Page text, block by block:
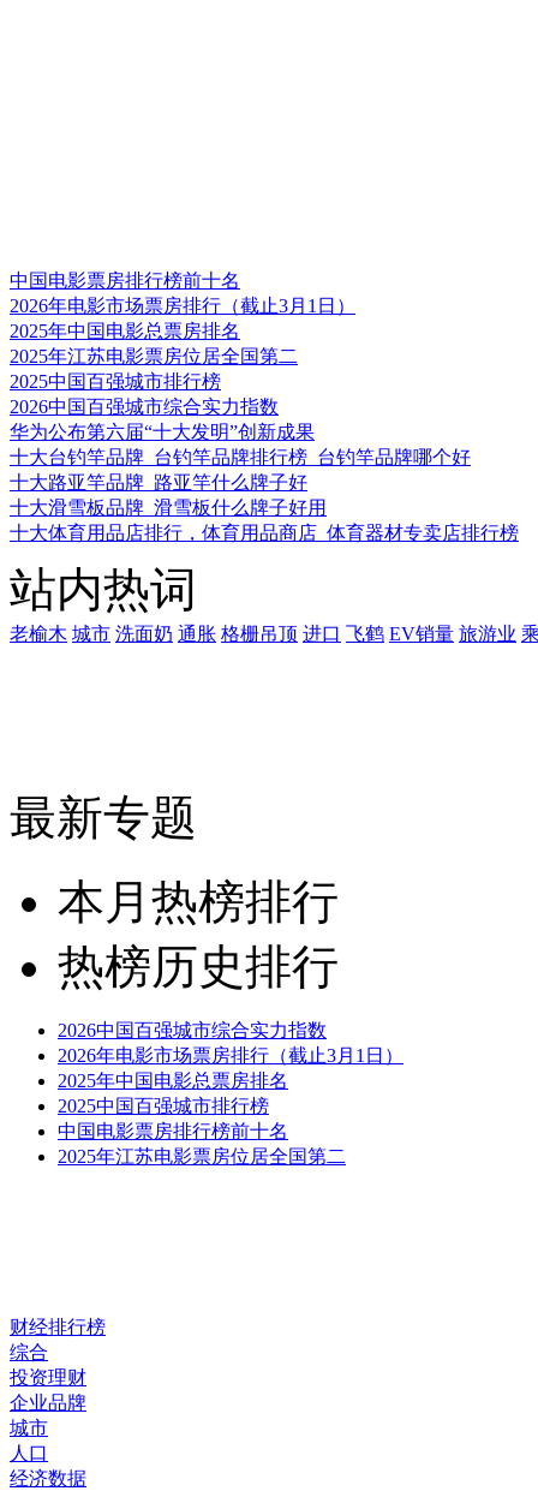
中国电影票房排行榜前十名
2026年电影市场票房排行（截止3月1日）
2025年中国电影总票房排名
2025年江苏电影票房位居全国第二
2025中国百强城市排行榜
2026中国百强城市综合实力指数
华为公布第六届“十大发明”创新成果
十大台钓竿品牌_台钓竿品牌排行榜_台钓竿品牌哪个好
十大路亚竿品牌_路亚竿什么牌子好
十大滑雪板品牌_滑雪板什么牌子好用
十大体育用品店排行，体育用品商店_体育器材专卖店排行榜
站内热词
老榆木 城市 洗面奶 通胀 格栅吊顶 进口 飞鹤 EV销量 旅游业
最新专题
本月热榜排行
热榜历史排行
2026中国百强城市综合实力指数
2026年电影市场票房排行（截止3月1日）
2025年中国电影总票房排名
2025中国百强城市排行榜
中国电影票房排行榜前十名
2025年江苏电影票房位居全国第二
财经排行榜
综合
投资理财
企业品牌
城市
人口
经济数据